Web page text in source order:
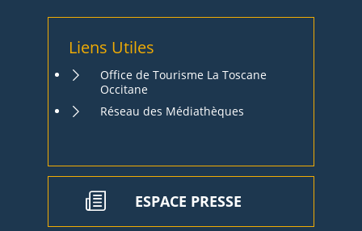
Liens Utiles
Office de Tourisme La Toscane
Occitane
Réseau des Médiathèques
ESPACE PRESSE